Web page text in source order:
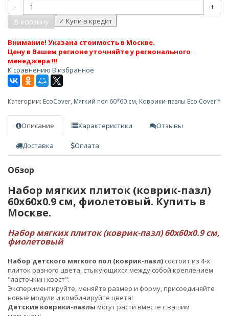
-
+
В корзину
Внимание! Указана стоимость в Москве.
Цену в Вашем регионе уточняйте у регионального
менеджера !!!
К сравнению В избранное
Категории: EcoCover Мягкий пол 60*60 см Коврики-пазлы Eco Cover™
Описание Характеристики Отзывы
Доставка Оплата
Обзор
Набор мягких плиток (коврик-пазл)
60х60x0.9 см, фиолетовый. Купить в
Москве.
Набор мягких плиток (коврик-пазл) 60х60x0.9 см,
фиолетовый
Набор детского мягкого пол (коврик-пазл) состоит из 4-х
плиток разного цвета, стыкующихся между собой креплением
"ласточкин хвост".
Экспериментируйте, меняйте размер и форму, присоединяйте
новые модули и комбинируйте цвета!
Детские коврики-пазлы могут расти вместе с вашим